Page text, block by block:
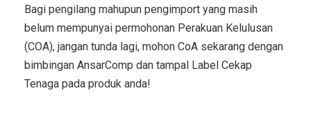
Bagi pengilang mahupun pengimport yang masih
belum mempunyai permohonan Perakuan Kelulusan
(COA), jangan tunda lagi, mohon CoA sekarang dengan
bimbingan AnsarComp dan tampal Label Cekap
Tenaga pada produk anda!